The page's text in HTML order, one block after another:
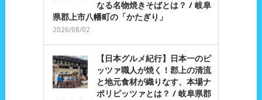
なる名物焼きそばとは？ / 岐阜
県郡上市八幡町の「かたぎり」
2026/08/02
【日本グルメ紀行】日本一のピ
ッツァ職人が焼く！郡上の清流
と地元食材が織りなす、本場ナ
ポリピッツァとは？ / 岐阜県郡